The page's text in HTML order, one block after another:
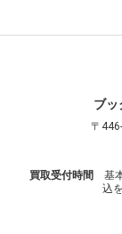
ブッ
〒
買取受付時間
基
込